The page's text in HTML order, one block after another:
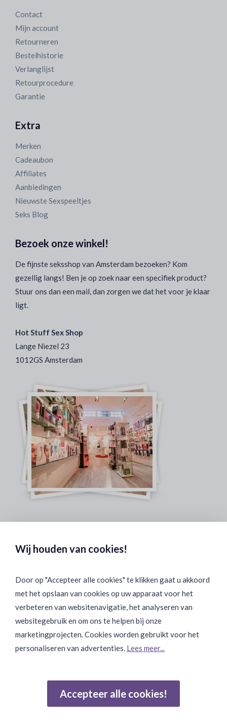
Contact
Mijn account
Retourneren
Bestelhistorie
Verlanglijst
Retourprocedure
Garantie
Extra
Merken
Cadeaubon
Affiliates
Aanbiedingen
Nieuwste Sexspeeltjes
Seks Blog
Bezoek onze winkel!
De fijnste seksshop van Amsterdam bezoeken? Kom
gezellig langs! Ben je op zoek naar een specifiek product?
Stuur ons dan een mail, dan zorgen we dat het voor je klaar
ligt.
Hot Stuff Sex Shop
Lange Niezel 23
1012GS Amsterdam
Binnen 24 uur Discreet Bezorgd:
Join Onze Community:
Wij houden van cookies!
Door op "Accepteer alle cookies" te klikken gaat u akkoord
met het opslaan van cookies op uw apparaat voor het
verbeteren van websitenavigatie, het analyseren van
websitegebruik en om ons te helpen bij onze
marketingprojecten. Cookies worden gebruikt voor het
personaliseren van advertenties. Lees meer...
Accepteer alle cookies!